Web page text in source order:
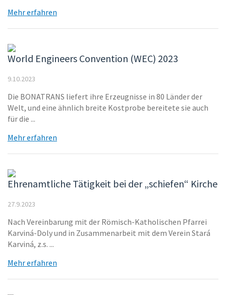
Mehr erfahren
World Engineers Convention (WEC) 2023
9.10.2023
Die BONATRANS liefert ihre Erzeugnisse in 80 Länder der
Welt, und eine ähnlich breite Kostprobe bereitete sie auch
für die ...
Mehr erfahren
Ehrenamtliche Tätigkeit bei der „schiefen“ Kirche
27.9.2023
Nach Vereinbarung mit der Römisch-Katholischen Pfarrei
Karviná-Doly und in Zusammenarbeit mit dem Verein Stará
Karviná, z.s. ...
Mehr erfahren